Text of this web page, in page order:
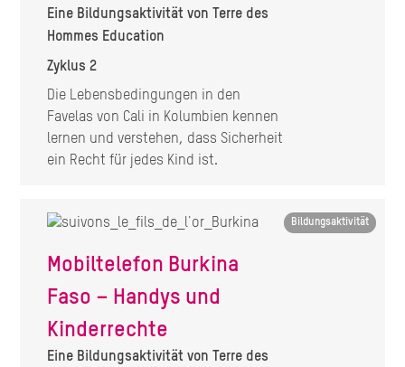
Eine Bildungsaktivität von Terre des
Hommes Education
Zyklus 2
Die Lebensbedingungen in den
Favelas von Cali in Kolumbien kennen
lernen und verstehen, dass Sicherheit
ein Recht für jedes Kind ist.
Bildungsaktivität
Image
Mobiltelefon Burkina
Faso – Handys und
Kinderrechte
Eine Bildungsaktivität von Terre des